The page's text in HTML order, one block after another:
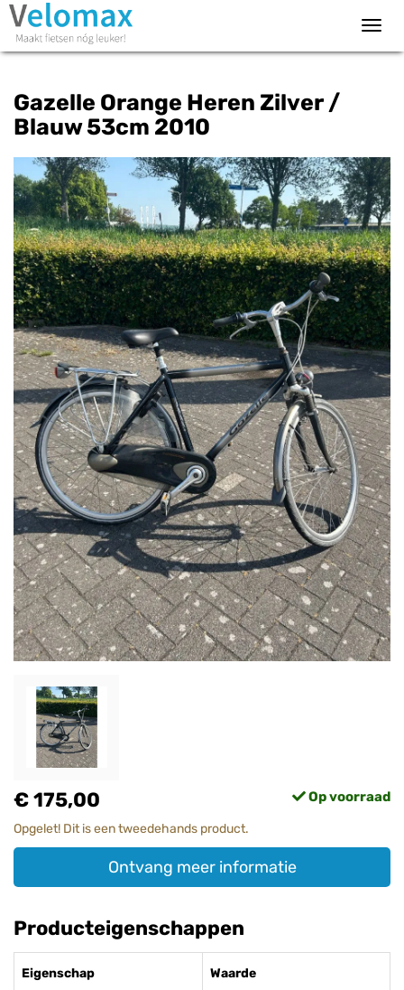
Gazelle Orange Heren Zilver /
Blauw 53cm 2010
€ 175,00 Op voorraad
Opgelet! Dit is een tweedehands product.
Ontvang meer informatie
Producteigenschappen
Eigenschap Waarde